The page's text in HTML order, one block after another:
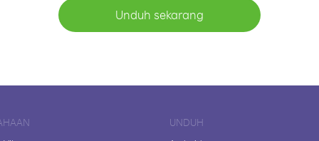
Unduh sekarang
UNDUH